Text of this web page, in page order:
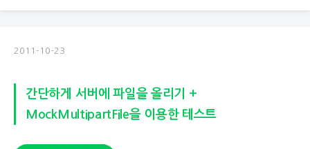
2011-10-23
간단하게 서버에 파일을 올리기 +
MockMultipartFile을 이용한 테스트